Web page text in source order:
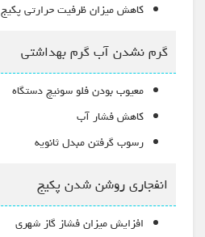
کاهش میزان ظرفیت حرارتی پکیج
گرم نشدن آب گرم بهداشتی
معیوب بودن فلو سوئیچ دستگاه
کاهش فشار آب
رسوب گرفتن مبدل ثانویه
انفجاری روشن شدن پکیج
افزایش میزان فشاز گاز شهری